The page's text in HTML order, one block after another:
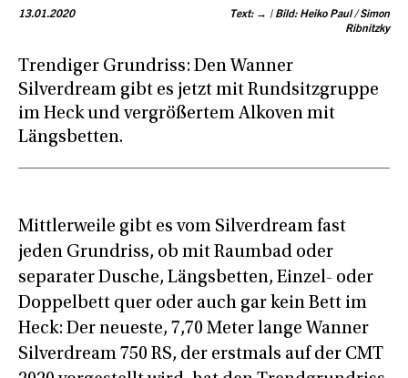
13.01.2020
Text: → | Bild: Heiko Paul / Simon
Ribnitzky
Trendiger Grundriss: Den Wanner
Silverdream gibt es jetzt mit Rundsitzgruppe
im Heck und vergrößertem Alkoven mit
Längsbetten.
Mittlerweile gibt es vom Silverdream fast
jeden Grundriss, ob mit Raumbad oder
separater Dusche, Längsbetten, Einzel- oder
Doppelbett quer oder auch gar kein Bett im
Heck: Der neueste, 7,70 Meter lange Wanner
Silverdream 750 RS, der erstmals auf der CMT